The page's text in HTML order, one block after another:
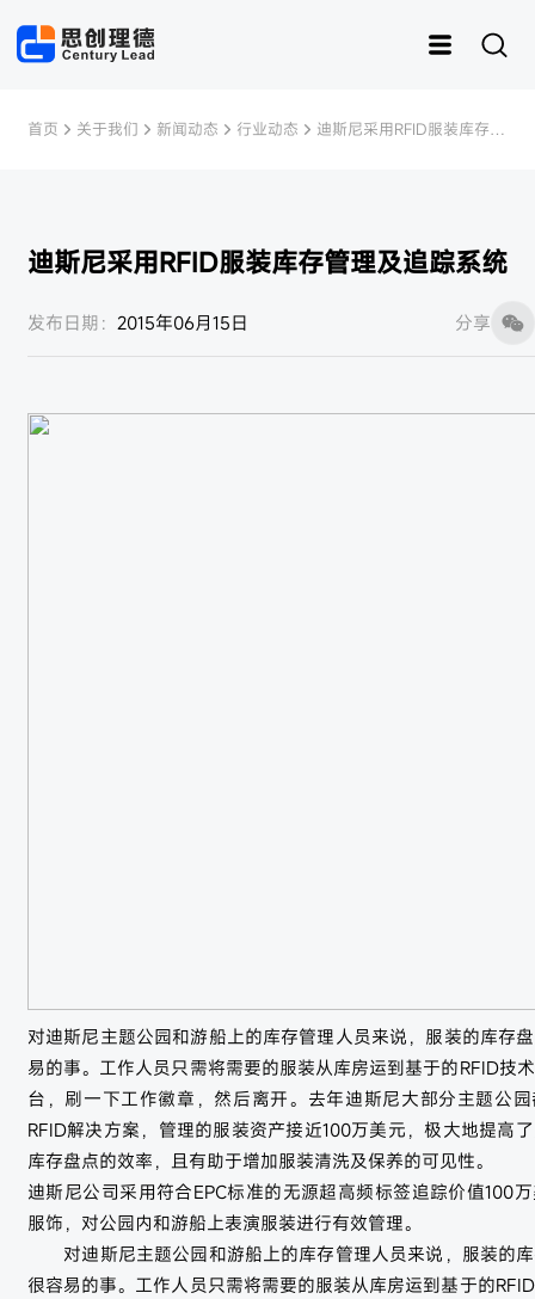
内衣
皮具
资产管理
首页 关于我们 新闻动态 行业动态
迪斯尼采用RFID服装库存管
迪斯尼采用RFID服装库存管理及追踪系统
发布日期： 2015年06月15日 分享
对迪斯尼主题公园和游船上的库存管理人员来说，服装的库存
易的事。工作人员只需将需要的服装从库房运到基于的RFID技
台，刷一下工作徽章，然后离开。去年迪斯尼大部分主题公
RFID解决方案，管理的服装资产接近100万美元，极大地提高
库存盘点的效率，且有助于增加服装清洗及保养的可见性。
迪斯尼公司采用符合EPC标准的无源超高频标签追踪价值100
服饰，对公园内和游船上表演服装进行有效管理。
对迪斯尼主题公园和游船上的库存管理人员来说，服装的
很容易的事。工作人员只需将需要的服装从库房运到基于的